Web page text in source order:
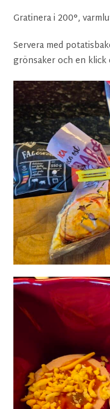
Gratinera i 200°,
Servera med
grönsaker och en